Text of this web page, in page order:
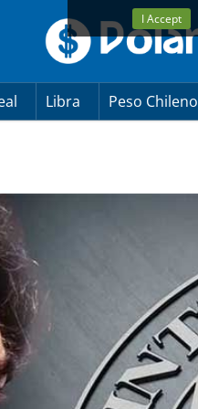
Libra Peso Chileno
I Accept